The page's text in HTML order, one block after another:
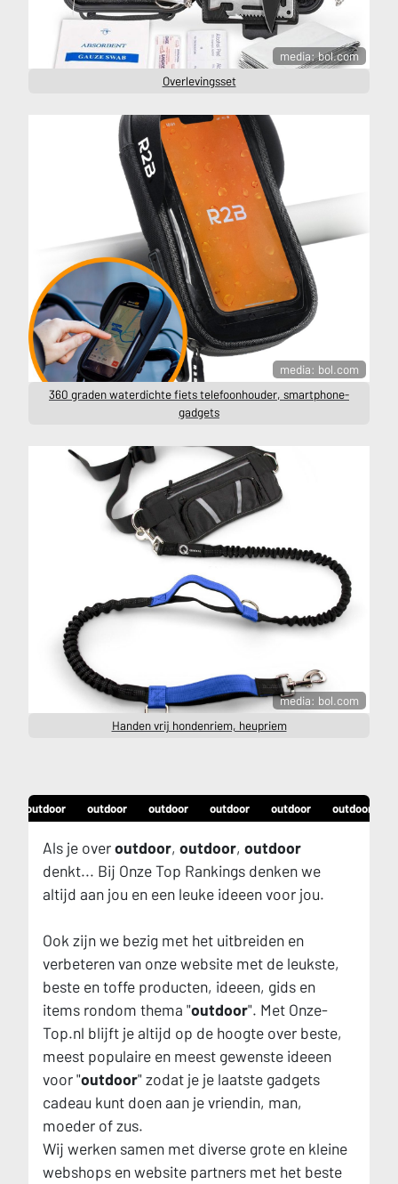
media: bol.com
Overlevingsset
media: bol.com
360 graden waterdichte fiets telefoonhouder, smartphone-
gadgets
media: bol.com
Handen vrij hondenriem, heupriem
outdoor outdoor outdoor outdoor outdoor outdoor
Als je overoutdoor, outdoor, outdoor
denkt... Bij Onze Top Rankings denken we
altijd aan jou en een leuke ideeen voor jou.
Ook zijn we bezig met het uitbreiden en
verbeteren van onze website met de leukste,
beste en toffe producten, ideeen, gids en
items rondom thema "outdoor". Met Onze-
Top.nl blijft je altijd op de hoogte over beste,
meest populaire en meest gewenste ideeen
voor "outdoor" zodat je je laatste gadgets
cadeau kunt doen aan je vriendin, man,
moeder of zus.
Wij werken samen met diverse grote en kleine
webshops en website partners met het beste